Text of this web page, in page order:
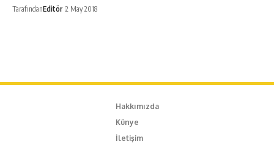
TarafındanEditör 2 May 2018
Hakkımızda
Künye
İletişim